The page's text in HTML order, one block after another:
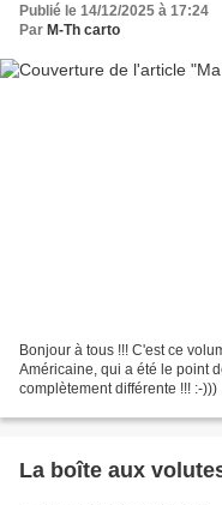
Publié le 14/12/2025 à 17:24
Par M-Th carto
Bonjour à tous !!! C'est ce
Américaine, qui a été le point
complètement différente !!! :-
La boîte aux